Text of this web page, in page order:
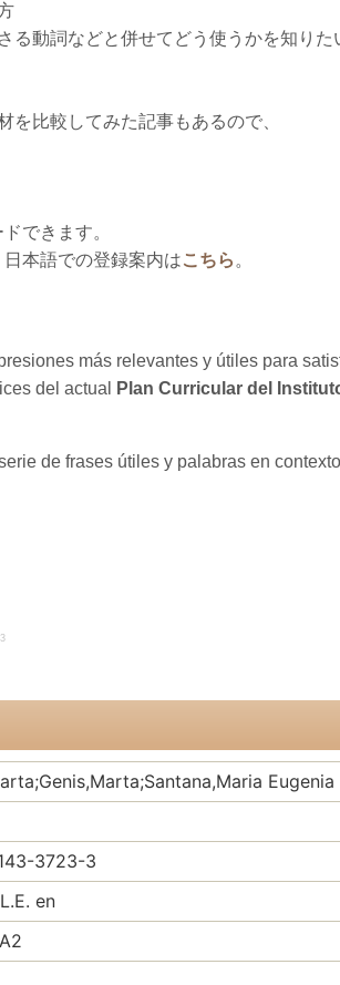
る動詞などと併せてどう使うかを知りた
比較してみた記事もあるので、
できます。
日本語での登録案内はこちら 。
más relevantes y útiles para
del actual
Plan Curricular del
de frases útiles y palabras en
Eugenia
3723-3
en